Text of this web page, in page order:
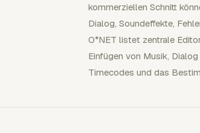
kommerziellen Schnitt
Dialog, Soundeffekte,
O*NET listet zentrale
Einfügen von Musik,
Timecodes und das